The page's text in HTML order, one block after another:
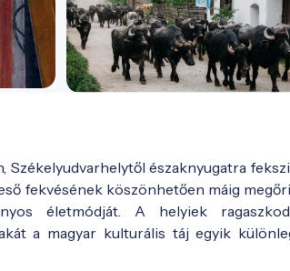
Székelyudvarhelytől északnyugatra
fekvésének köszönhetően máig
életmódját. A helyiek
a magyar kulturális táj egyik